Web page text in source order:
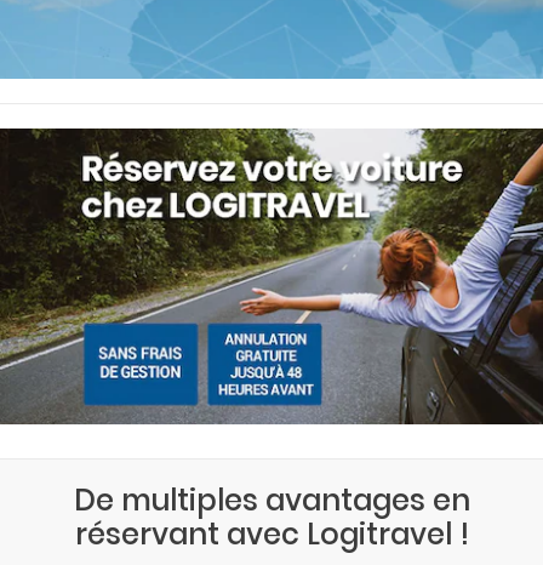
De multiples avantages en
réservant avec Logitravel !